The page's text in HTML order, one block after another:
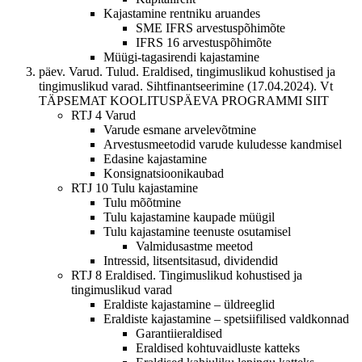
Kajastamine rentniku aruandes
SME IFRS arvestuspõhimõte
IFRS 16 arvestuspõhimõte
Müügi-tagasirendi kajastamine
päev. Varud. Tulud. Eraldised, tingimuslikud kohustised ja
tingimuslikud varad. Sihtfinantseerimine (17.04.2024). Vt
TÄPSEMAT KOOLITUSPÄEVA PROGRAMMI SIIT
RTJ 4 Varud
Varude esmane arvelevõtmine
Arvestusmeetodid varude kuludesse kandmisel
Edasine kajastamine
Konsignatsioonikaubad
RTJ 10 Tulu kajastamine
Tulu mõõtmine
Tulu kajastamine kaupade müügil
Tulu kajastamine teenuste osutamisel
Valmidusastme meetod
Intressid, litsentsitasud, dividendid
RTJ 8 Eraldised. Tingimuslikud kohustised ja
tingimuslikud varad
Eraldiste kajastamine – üldreeglid
Eraldiste kajastamine – spetsiifilised valdkonnad
Garantiieraldised
Eraldised kohtuvaidluste katteks